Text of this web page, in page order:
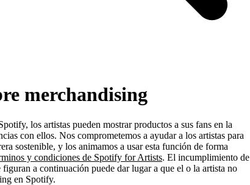
merchandising
los artistas pueden mostrar productos a sus fans en la
con ellos. Nos comprometemos a ayudar a los artistas para
sostenible, y los animamos a usar esta función de forma
y condiciones de Spotify for Artists. El incumplimiento de
a continuación puede dar lugar a que el o la artista no
en Spotify.